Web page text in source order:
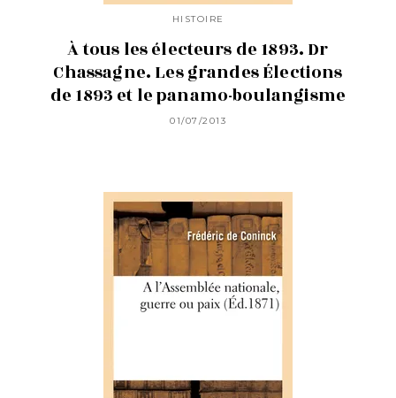
HISTOIRE
À tous les électeurs de 1893. Dr
Chassagne. Les grandes Élections
de 1893 et le panamo-boulangisme
01/07/2013